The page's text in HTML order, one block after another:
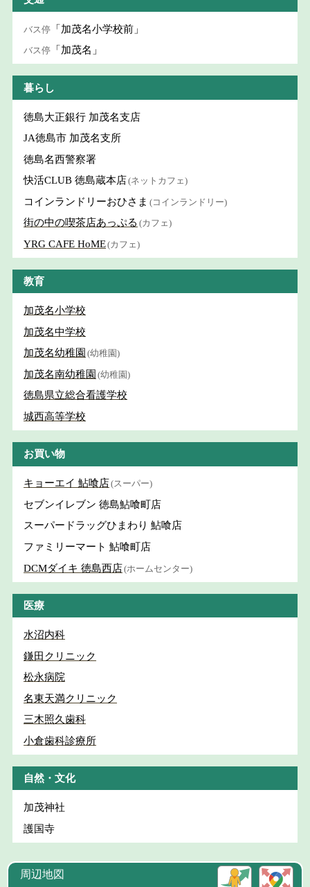
バス停 「加茂名小学校前」
バス停 「加茂名」
暮らし
徳島大正銀行 加茂名支店
JA徳島市 加茂名支所
徳島名西警察署
快活CLUB 徳島蔵本店(ネットカフェ)
コインランドリーおひさま (コインランドリー)
街の中の喫茶店あっぷる (カフェ)
YRG CAFE HoME(カフェ)
教育
加茂名小学校
加茂名中学校
加茂名幼稚園 (幼稚園)
加茂名南幼稚園 (幼稚園)
徳島県立総合看護学校
城西高等学校
お買い物
キョーエイ 鮎喰店(スーパー)
セブンイレブン 徳島鮎喰町店
スーパードラッグひまわり 鮎喰店
ファミリーマート 鮎喰町店
DCMダイキ 徳島西店(ホームセンター)
医療
水沼内科
鎌田クリニック
松永病院
名東天満クリニック
三木照久歯科
小倉歯科診療所
自然・文化
加茂神社
護国寺
周辺地図